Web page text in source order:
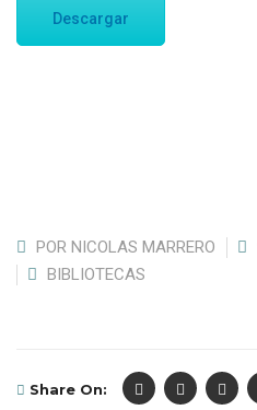
Descargar
POR NICOLAS MARRERO
BIBLIOTECAS
Share On: